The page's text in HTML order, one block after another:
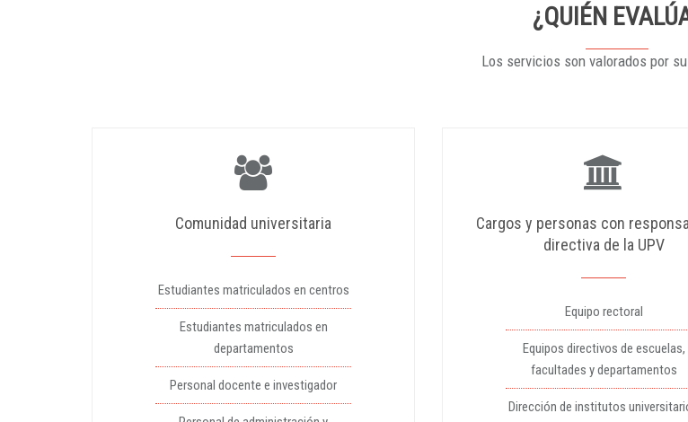
¿QUIÉN
Los servicios son valorados por
Comunidad universitaria
Estudiantes matriculados en centros
Estudiantes matriculados en
departamentos
Personal docente e investigador
Cargos y personas con
directiva de la UPV
Equipo rectoral
Equipos directivos de escuelas,
facultades y departamentos
Dirección de institutos